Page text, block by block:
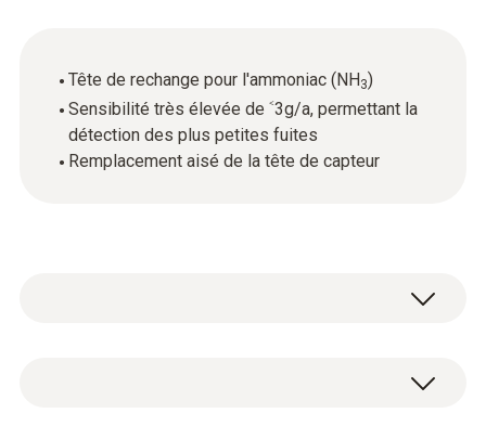
Tête de rechange pour l'ammoniac (NH3)
Sensibilité très élevée de ˂3g/a, permettant la
détection des plus petites fuites
Remplacement aisé de la tête de capteur